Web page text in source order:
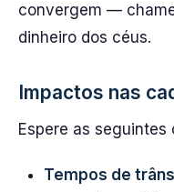
convergem —
dinheiro dos céus.
Impactos nas
Espere as
Tempos de